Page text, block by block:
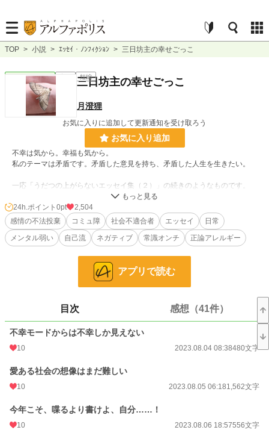
TOP > 小説 > ｴｯｾｲ・ﾉﾝﾌｨｸｼｮﾝ > 三日坊主の幸せごっこ
ｴｯｾｲ・ﾉﾝﾌｨｸｼｮﾝ 短編
三日坊主の幸せごっこ
月澄狸
お気に入りに追加して更新通知を受け取ろう
お気に入り追加
不幸は気から。幸福も気から。
私のテーマは矛盾です。矛盾した意見を持ち、矛盾した人生を生きたい。
一応「うだつの上がらないエッセイ集（２）」の続きのようなものです。
小説 228,927 位 / 228,927 件
ｴｯｾｲ・ﾉﾝﾌｨｸｼｮﾝ 8,869 位 / 8,869 件
初回公開日時 2023.08.04 08:38
年間ポイント
24h.ポイント 0pt
2,504
感情の不法投棄
コミュ障 社会不適合者 エッセイ
日常
メンタル弱い
自己流 ネガティブ 常識オンチ 正論アレルギー
アプリで読む
目次 感想（41件）
不幸モードからは不幸しか見えない
10 2023.08.04 08:38480文字
愛ある社会の想像はまだ難しい
10 2023.08.05 06:181,562文字
今年こそ、喋るより書けよ、自分……！
10 2023.08.06 18:57556文字